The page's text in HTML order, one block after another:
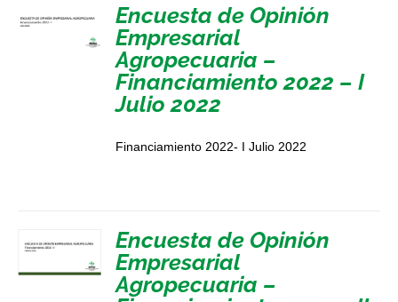
Encuesta de Opinión
Empresarial
Agropecuaria –
Financiamiento 2022 – I
Julio 2022
Financiamiento 2022- I Julio 2022
Encuesta de Opinión
Empresarial
Agropecuaria –